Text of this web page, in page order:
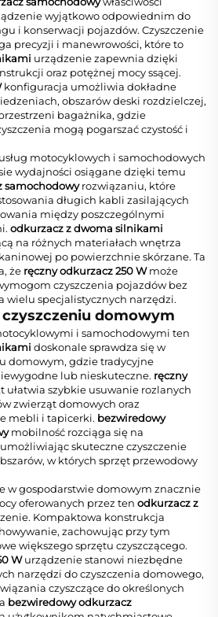
wyjątkowo odpowiednim do
i konserwacji pojazdów. Czyszczenie
precyzji i manewrowości, które to
urządzenie zapewnia dzięki
oraz potężnej mocy ssącej.
konfiguracja umożliwia dokładne
obszarów deski rozdzielczej,
bagażnika, gdzie
mogą pogarszać czystość i
motocyklowych i samochodowych
wydajności osiągane dzięki temu
samochodowyrozwiązaniu, które
długich kabli zasilających
między poszczególnymi
odkurzacz z dwoma silnikami
na różnych materiałach wnętrza
po powierzchnie skórzane. Ta
że ręczny odkurzacz 250 Wmoże
czyszczenia pojazdów bez
wielu specjalistycznych narzędzi.
domowym
i samochodowymi ten
doskonale sprawdza się w
domowym, gdzie tradycyjne
lub nieskuteczne. ręczny
ułatwia szybkie usuwanie rozlanych
zwierząt domowych oraz
mebli i tapicerki. bezwiredowy
mobilność rozciąga się na
skuteczne czyszczenie
w których sprzęt przewodowy
w gospodarstwie domowym znacznie
oferowanych przez ten odkurzacz z
Kompaktowa konstrukcja
zachowując przy tym
większego sprzętu czyszczącego.
Wurządzenie stanowi niezbędne
narzędzi do czyszczenia domowego,
czyszczące do określonych
bezwiredowy odkurzacz